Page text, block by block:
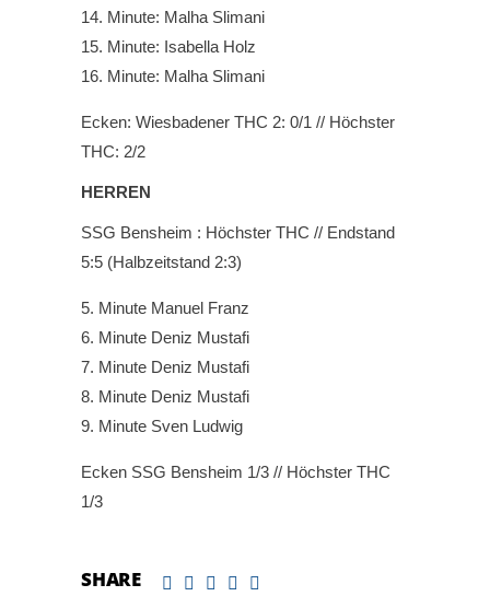
Minute: Malha Slimani
Minute: Isabella Holz
Minute: Malha Slimani
Ecken: Wiesbadener THC 2: 0/1 // Höchster
THC: 2/2
HERREN
SSG Bensheim : Höchster THC // Endstand
5:5 (Halbzeitstand 2:3)
Minute Manuel Franz
Minute Deniz Mustafi
Minute Deniz Mustafi
Minute Deniz Mustafi
Minute Sven Ludwig
Ecken SSG Bensheim 1/3 // Höchster THC
1/3
SHARE